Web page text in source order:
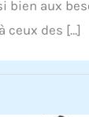
bien aux
ceux des […]